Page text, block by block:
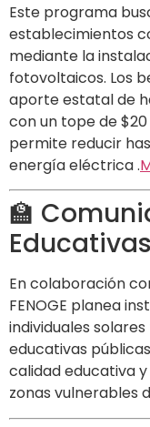
Este programa
establecimientos
mediante la
fotovoltaicos. Los
aporte estatal de
con un tope de
permite reducir
energía eléctrica.​
🏫
Educativas
En colaboración
FENOGE planea
individuales
educativas
calidad educativa
zonas vulnerables